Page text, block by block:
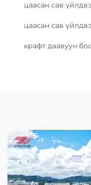
цаасан сав
цаасан сав
крафт даавуун